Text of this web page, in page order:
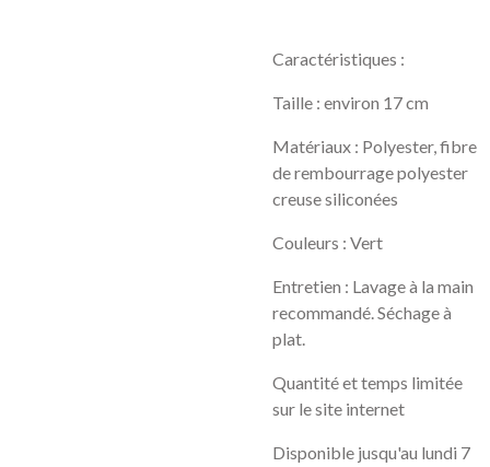
Caractéristiques :
Taille : environ 17 cm
Matériaux : Polyester, fibre
de rembourrage polyester
creuse siliconées
Couleurs : Vert
Entretien : Lavage à la main
recommandé. Séchage à
plat.
Quantité et temps limitée
sur le site internet
Disponible jusqu'au lundi 7